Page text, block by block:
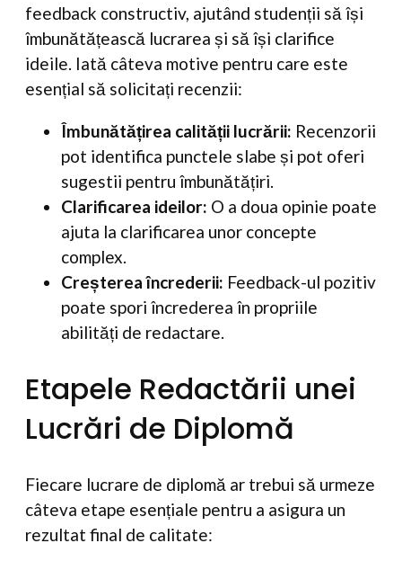
feedback constructiv, ajutând studenții să își
îmbunătățească lucrarea și să își clarifice
ideile. Iată câteva motive pentru care este
esențial să solicitați recenzii:
Îmbunătățirea calității lucrării: Recenzorii
pot identifica punctele slabe și pot oferi
sugestii pentru îmbunătățiri.
Clarificarea ideilor: O a doua opinie poate
ajuta la clarificarea unor concepte
complex.
Creșterea încrederii: Feedback-ul pozitiv
poate spori încrederea în propriile
abilități de redactare.
Etapele Redactării unei
Lucrări de Diplomă
Fiecare lucrare de diplomă ar trebui să urmeze
câteva etape esențiale pentru a asigura un
rezultat final de calitate: